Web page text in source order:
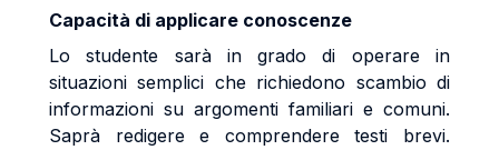
Capacità di applicare conoscenze
Lo studente sarà in grado di operare in
situazioni semplici che richiedono scambio di
informazioni su argomenti familiari e comuni.
Saprà redigere e comprendere testi brevi.